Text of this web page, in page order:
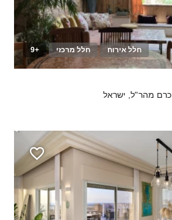
חלל אירוח חלל מרכזי +9
כרם מהר"ל, ישראל